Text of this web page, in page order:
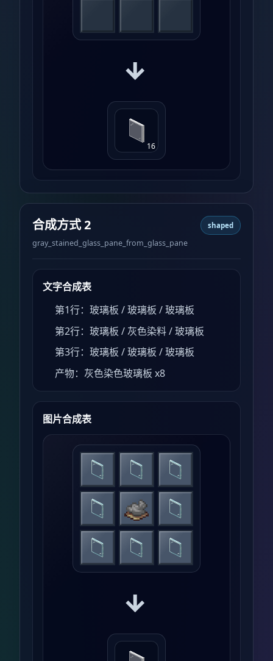
→
16
合成方式 2
gray_stained_glass_pane_from_glass_pane
shaped
文字合成表
第1行：玻璃板 / 玻璃板 / 玻璃板
第2行：玻璃板 / 灰色染料 / 玻璃板
第3行：玻璃板 / 玻璃板 / 玻璃板
产物：灰色染色玻璃板 x8
图片合成表
→